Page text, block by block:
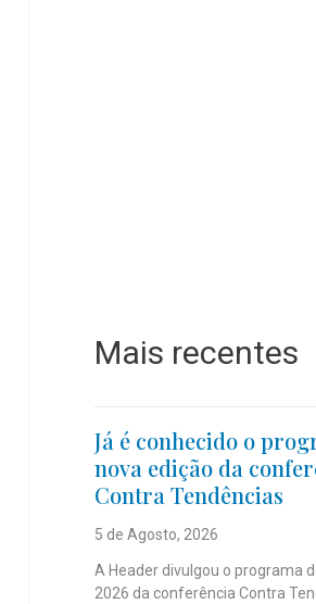
Mais recentes
Já é conhecido o
nova edição da
Contra Tendências
5 de Agosto, 2026
A Header divulgou o programa
2026 da conferência Contra